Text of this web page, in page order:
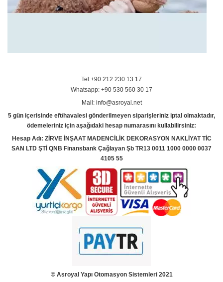
Tel:+90 212 230 13 17
Whatsapp: +90 530 560 30 17
Mail: info@asroyal.net
5 gün içerisinde eft/havalesi gönderilmeyen siparişleriniz iptal olmaktadır,
ödemeleriniz için aşağıdaki hesap numarasını kullabilirsiniz:
Hesap Adı: ZİRVE İNŞAAT MADENCİLİK DEKORASYON NAKLİYAT TİC
SAN LTD ŞTİ QNB Finansbank Çağlayan Şb TR13 0011 1000 0000 0037
4105 55
© Asroyal Yapı Otomasyon Sistemleri 2021